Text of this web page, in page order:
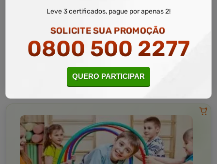
3,5 · Estrelas
Gratuito
CURSO ON-LINE
MATRICULAR AGORA
Leve 3 certificados, pague por apenas 2!
SOLICITE SUA PROMOÇÃO
0800 500 2277
QUERO PARTICIPAR